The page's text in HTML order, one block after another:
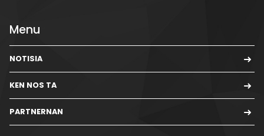
Menu
NOTISIA
KEN NOS TA
PARTNERNAN